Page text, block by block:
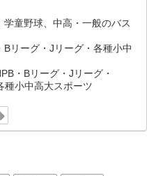
学童野球、中高・一般のバス
Bリーグ・Jリーグ・各種小中
・Bリーグ・Jリーグ・
種小中高大スポーツ